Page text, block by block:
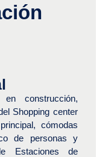
construcción,
Shopping center
cómodas
de personas y
Estaciones de